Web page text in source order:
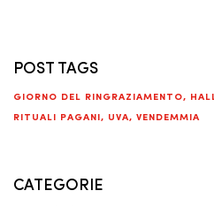
POST TAGS
GIORNO DEL RINGRAZIAMENTO,
RITUALI PAGANI , UVA, VENDEMMIA
CATEGORIE